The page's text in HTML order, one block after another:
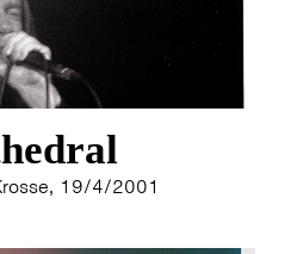
19/4/2001